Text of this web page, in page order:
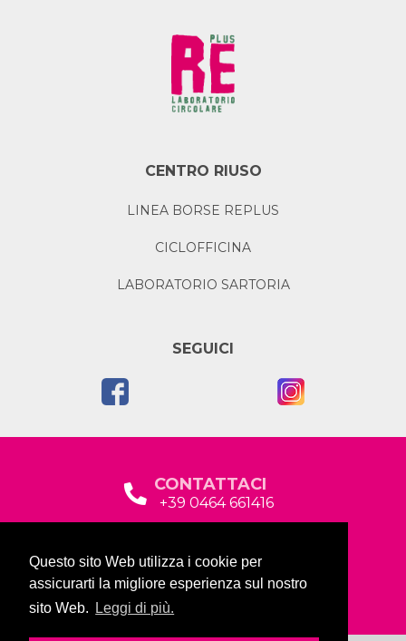
Questo sito Web utilizza i cookie per
assicurarti la migliore esperienza sul nostro
sito Web.
Leggi di più.
CENTRO RIUSO
LINEA BORSE REPLUS
CICLOFFICINA
LABORATORIO SARTORIA
SEGUICI
CONTATTACI
+39 0464 661416
Via Baltera, 19
38066 Riva del Garda (TN)